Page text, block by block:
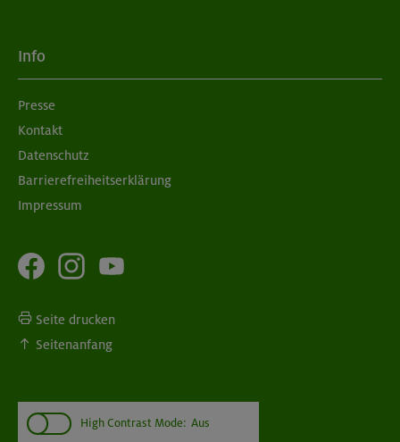
Info
Presse
Kontakt
Datenschutz
Barrierefreiheitserklärung
Impressum
Seite drucken
Seitenanfang
High Contrast Mode: Aus